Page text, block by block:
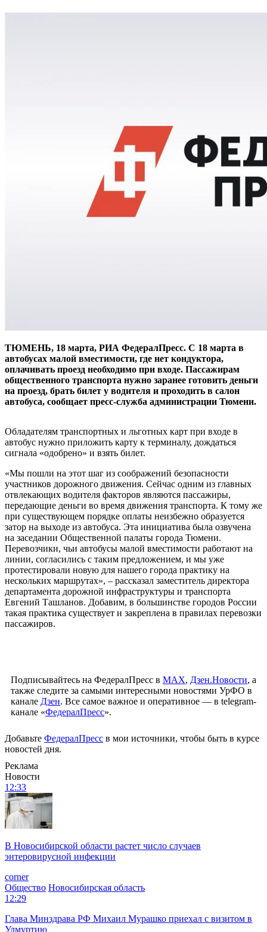
ТЮМЕНЬ, 18 марта, РИА ФедералПресс. С 18 марта в
автобусах малой вместимости, где нет кондуктора,
оплачивать проезд необходимо при входе. Пассажирам
общественного транспорта нужно заранее готовить деньги
на проезд, брать билет у водителя и проходить в салон
автобуса, сообщает пресс-служба администрации Тюмени.
Обладателям транспортных и льготных карт при входе в
автобус нужно приложить карту к терминалу, дождаться
сигнала «одобрено» и взять билет.
«Мы пошли на этот шаг из соображений безопасности
участников дорожного движения. Сейчас одним из главных
отвлекающих водителя факторов являются пассажиры,
передающие деньги во время движения транспорта. К тому же
при существующем порядке оплаты неизбежно образуется
затор на выходе из автобуса. Эта инициатива была озвучена
на заседании Общественной палаты города Тюмени.
Перевозчики, чьи автобусы малой вместимости работают на
линии, согласились с таким предложением, и мы уже
протестировали новую для нашего города практику на
нескольких маршрутах», – рассказал заместитель директора
департамента дорожной инфраструктуры и транспорта
Евгений Ташланов. Добавим, в большинстве городов России
такая практика существует и закреплена в правилах перевозки
пассажиров.
Подписывайтесь на ФедералПресс в МАХ, Дзен.Новости, а
также следите за самыми интересными новостями УрФО в
канале Дзен. Все самое важное и оперативное — в telegram-
канале «ФедералПресс».
Добавьте ФедералПресс в мои источники, чтобы быть в курсе
новостей дня.
Реклама
Новости
12:33
В Новосибирской области растет число случаев
энтеровирусной инфекции
corner
Общество Новосибирская область
12:29
Глава Минздрава РФ Михаил Мурашко приехал с визитом в
Удмуртию